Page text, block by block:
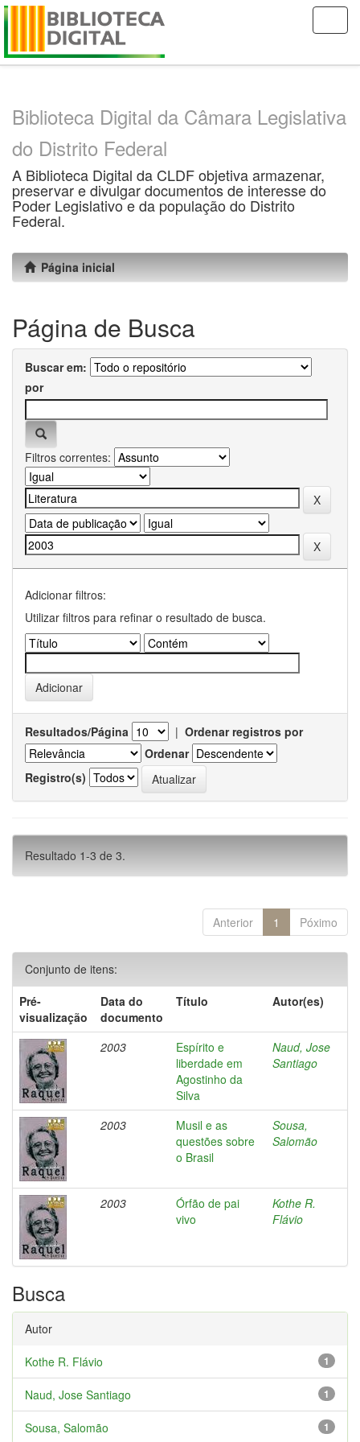
Skip
Biblioteca Digital da Câmara Legislativa
do Distrito Federal
A Biblioteca Digital da CLDF objetiva armazenar,
preservar e divulgar documentos de interesse do
Poder Legislativo e da população do Distrito
Federal.
Página inicial
Página de Busca
Buscar em:
por
Filtros correntes:
Adicionar filtros:
Utilizar filtros para refinar o resultado de busca.
Resultados/Página | Ordenar registros por
Ordenar
Registro(s)
Resultado 1-3 de 3.
Anterior 1 Póximo
Conjunto de itens:
Pré-
visualização
Data do
documento
Título Autor(es)
2003
Espírito e
liberdade em
Agostinho da
Silva
Naud, Jose
Santiago
2003
Musil e as
questões sobre
o Brasil
Sousa,
Salomão
2003
Órfão de pai
vivo
Kothe R.
Flávio
Busca
Autor
1
Kothe R. Flávio
1
Naud, Jose Santiago
1
Sousa, Salomão